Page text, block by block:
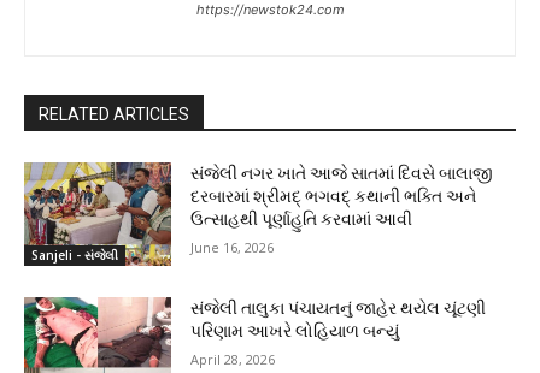
https://newstok24.com
RELATED ARTICLES
Sanjeli - સંજેલી
સંજેલી નગર ખાતે આજે સાતમાં દિવસે બાલાજી
દરબારમાં શ્રીમદ્ ભગવદ્ કથાની ભક્તિ અને
ઉત્સાહથી પૂર્ણાહુતિ કરવામાં આવી
June 16, 2026
સંજેલી તાલુકા પંચાયતનું જાહેર થયેલ ચૂંટણી
પરિણામ આખરે લોહિયાળ બન્યું
April 28, 2026